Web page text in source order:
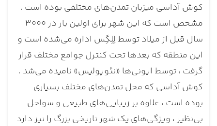
کوش آداسی میزبان تمدن‌های مختلفی بوده است .
مشخص است که این شهر برای اولین بار در ۳۰۰۰
سال قبل از میلاد توسط لِلِگِس اداره می‌شده است و
این منطقه که بعدها تحت کنترل جوامع مختلف قرار
گرفت ، توسط ایونی‌ها «نئوپولیس» نامیده می‌شد .
کوش آداسی که محل تمدن‌های مختلف بسیاری
بوده است ، علاوه بر زیبایی‌های طبیعی و سواحل
بی‌نظیر ، ویژگی‌های یک شهر تاریخی بزرگ را نیز دارد